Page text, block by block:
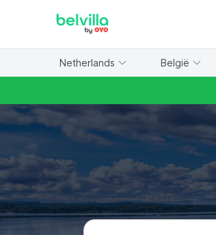
Netherlands België